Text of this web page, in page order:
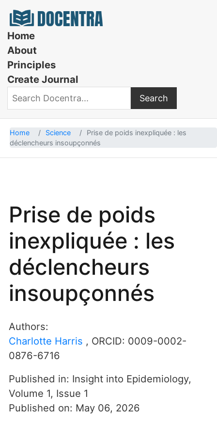
Docentra
Home
About
Principles
Create Journal
Search Docentra
Search
Home Science
Prise de poids inexpliquée : les
déclencheurs insoupçonnés
Prise de poids
inexpliquée : les
déclencheurs
insoupçonnés
Authors:
Charlotte Harris , ORCID: 0009-0002-
0876-6716
Published in: Insight into Epidemiology,
Volume 1, Issue 1
Published on: May 06, 2026